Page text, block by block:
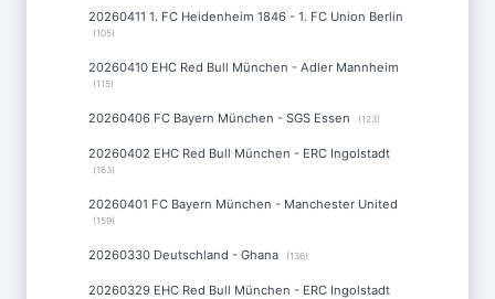
20260411 1. FC Heidenheim 1846 - 1. FC Union Berlin
(105)
20260410 EHC Red Bull München - Adler Mannheim
(115)
20260406 FC Bayern München - SGS Essen (123)
20260402 EHC Red Bull München - ERC Ingolstadt
(163)
20260401 FC Bayern München - Manchester United
(159)
20260330 Deutschland - Ghana (136)
20260329 EHC Red Bull München - ERC Ingolstadt